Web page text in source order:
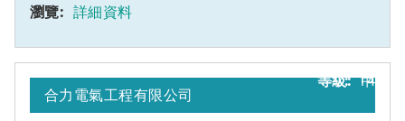
詳細資料
14
合力電氣工程有限公司
甲